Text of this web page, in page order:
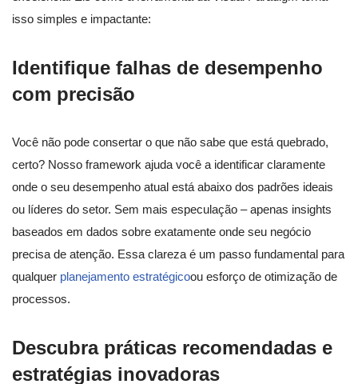
isso simples e impactante:
Identifique falhas de desempenho
com precisão
Você não pode consertar o que não sabe que está quebrado,
certo? Nosso framework ajuda você a identificar claramente
onde o seu desempenho atual está abaixo dos padrões ideais
ou líderes do setor. Sem mais especulação – apenas insights
baseados em dados sobre exatamente onde seu negócio
precisa de atenção. Essa clareza é um passo fundamental para
qualquer planejamento estratégicoou esforço de otimização de
processos.
Descubra práticas recomendadas e
estratégias inovadoras